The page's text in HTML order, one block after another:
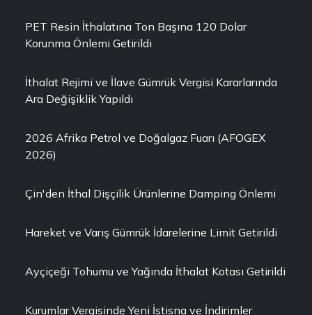
PET Resin İthalatına Ton Başına 120 Dolar
Korunma Önlemi Getirildi
İthalat Rejimi ve İlave Gümrük Vergisi Kararlarında
Ara Değişiklik Yapıldı
2026 Afrika Petrol ve Doğalgaz Fuarı (AFOGEX
2026)
Çin'den İthal Dişçilik Ürünlerine Damping Önlemi
Hareket ve Varış Gümrük İdarelerine Limit Getirildi
Ayçiçeği Tohumu ve Yağında İthalat Kotası Getirildi
Kurumlar Vergisinde Yeni İstisna ve İndirimler